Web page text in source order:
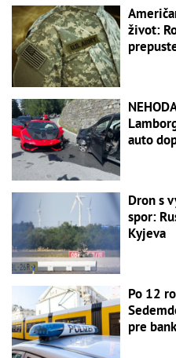
život:
auto
Dron s
spor:
Kyjeva
Po 12
pre